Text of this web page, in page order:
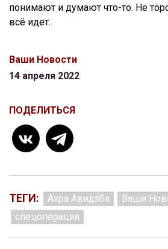
понимают и думают что-то. Не
всё идет.
Ваши Новости
14 апреля 2022
ПОДЕЛИТЬСЯ
ТЕГИ: Ахра Авидзба
Ваши
спецоперация